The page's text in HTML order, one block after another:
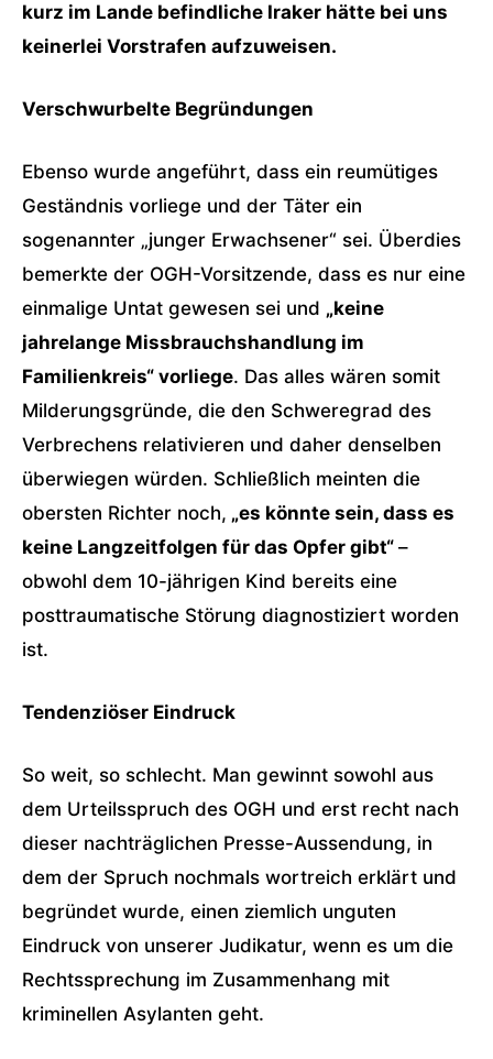
kurz im Lande befindliche Iraker hätte bei uns
keinerlei Vorstrafen aufzuweisen.
Verschwurbelte Begründungen
Ebenso wurde angeführt, dass ein reumütiges
Geständnis vorliege und der Täter ein
sogenannter „junger Erwachsener“ sei. Überdies
bemerkte der OGH-Vorsitzende, dass es nur eine
einmalige Untat gewesen sei und „keine
jahrelange Missbrauchshandlung im
Familienkreis“ vorliege. Das alles wären somit
Milderungsgründe, die den Schweregrad des
Verbrechens relativieren und daher denselben
überwiegen würden. Schließlich meinten die
obersten Richter noch, „es könnte sein, dass es
keine Langzeitfolgen für das Opfer gibt“ –
obwohl dem 10-jährigen Kind bereits eine
posttraumatische Störung diagnostiziert worden
ist.
Tendenziöser Eindruck
So weit, so schlecht. Man gewinnt sowohl aus
dem Urteilsspruch des OGH und erst recht nach
dieser nachträglichen Presse-Aussendung, in
dem der Spruch nochmals wortreich erklärt und
begründet wurde, einen ziemlich unguten
Eindruck von unserer Judikatur, wenn es um die
Rechtssprechung im Zusammenhang mit
kriminellen Asylanten geht.